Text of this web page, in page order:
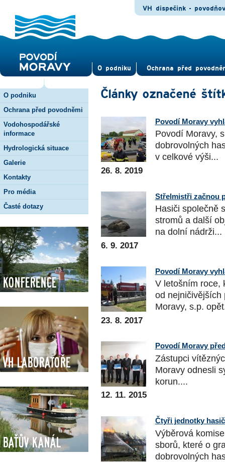
O pod­niku Ochrana před
VH dispečink -
O podniku
Ochrana před povodněmi
Vodohospodářské
informace
Hydrologická situace
Galerie
Kontakty
Pro média
Časté dotazy
Konference
VH Laboratoře
Baťův kanál
Články označené
Povodí Moravy
Povodí Moravy,
dobrovolných
v celkové výši...
26. 8. 2019
Střelmistři začnou
Hasiči společně
stromů a další
na dolní nádrži...
6. 9. 2017
Povodí Moravy
V letošním roce,
od nejničivějších
Moravy, s.p.
23. 8. 2017
Povodí Moravy
Zástupci
Moravy odnesli
korun....
12. 11. 2015
Čtyři jednotky
Výběrová
sborů, které o
dobrovolných